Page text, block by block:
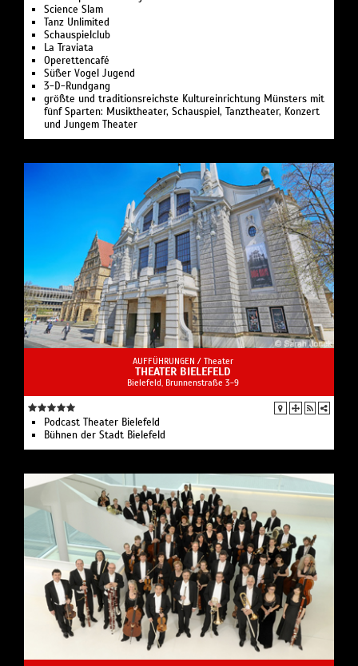
Science Slam
Tanz Unlimited
Schauspielclub
La Traviata
Operettencafé
Süßer Vogel Jugend
3-D-Rundgang
größte und traditionsreichste Kultureinrichtung Münsters mit
fünf Sparten: Musiktheater, Schauspiel, Tanztheater, Konzert
und Jungem Theater
AUFFÜHRUNGEN / Theater
THEATER BIELEFELD
Bielefeld, Brunnenstraße 3-9
Podcast Theater Bielefeld
Bühnen der Stadt Bielefeld